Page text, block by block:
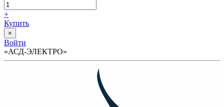
+
Купить
×
Войти
«АСД-ЭЛЕКТРО»